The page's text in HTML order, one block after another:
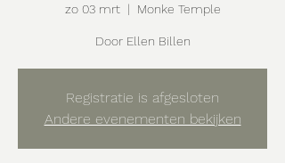
zo 03 mrt
  |
Monke Temple
Door Ellen Billen
Registratie is afgesloten
Andere evenementen bekijken